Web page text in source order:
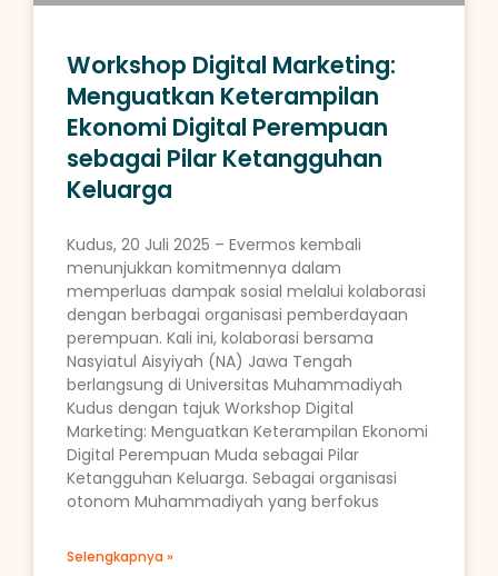
Workshop Digital Marketing:
Menguatkan Keterampilan
Ekonomi Digital Perempuan
sebagai Pilar Ketangguhan
Keluarga
Kudus, 20 Juli 2025 – Evermos kembali
menunjukkan komitmennya dalam
memperluas dampak sosial melalui kolaborasi
dengan berbagai organisasi pemberdayaan
perempuan. Kali ini, kolaborasi bersama
Nasyiatul Aisyiyah (NA) Jawa Tengah
berlangsung di Universitas Muhammadiyah
Kudus dengan tajuk Workshop Digital
Marketing: Menguatkan Keterampilan Ekonomi
Digital Perempuan Muda sebagai Pilar
Ketangguhan Keluarga. Sebagai organisasi
otonom Muhammadiyah yang berfokus
Selengkapnya »